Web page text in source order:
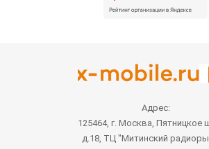
Адрес:
125464, г. Москва, Пятницкое
д.18, ТЦ "Митинский